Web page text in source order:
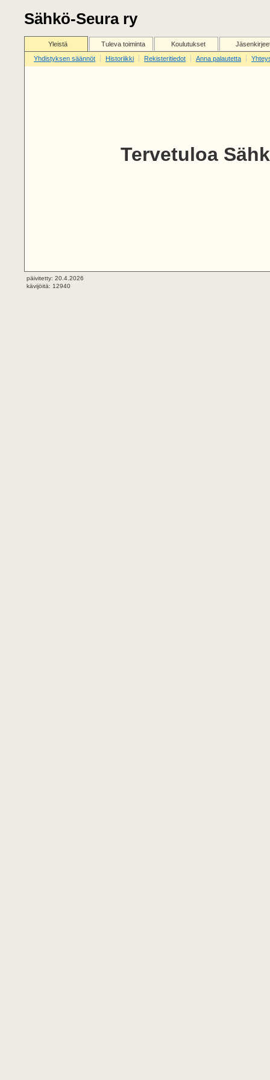
Sähkö-Seura ry
Yleistä Tuleva toiminta Koulutukset
Yhdistyksen säännöt
Historiikki Rekisteritiedot Anna palautetta
Tervetuloa
päivitetty: 20.4.2026
kävijöitä: 12940